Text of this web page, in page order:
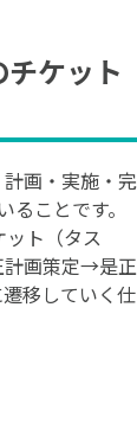
ケット
画・実施・完
ことです。
ト（タス
計画策定→是正
移していく仕